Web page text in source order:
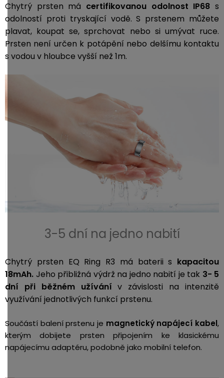
Chytrý prsten má certifikovanou odolnost IP68 s
odolností proti tryskající vodě. S prstenem můžete
plavat, koupat se, sprchovat nebo si umývat ruce.
Prsten není určen k potápění nebo delšímu kontaktu
s vodou v hloubce vyšší než 1m.
3-5 dní na jedno nabití
Chytrý prsten EQ Ring R3 má baterii s kapacitou
18mAh. Jeho přibližná výdrž na jedno nabití je tak 3- 5
dní při běžném užívání v závislosti na intenzitě
využívání jednotlivých funkcí prstenu.
Součástí balení prstenu je magnetický napájecí kabel,
kterým dobijete prsten připojením ke klasickému
napájecímu adaptéru, podobně jako mobilní telefon.